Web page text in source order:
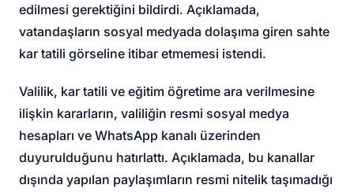
edilmesi gerektiğini bildirdi. Açıklamada,
vatandaşların sosyal medyada dolaşıma giren sahte
kar tatili görseline itibar etmemesi istendi.
Valilik, kar tatili ve eğitim öğretime ara verilmesine
ilişkin kararların, valiliğin resmi sosyal medya
hesapları ve WhatsApp kanalı üzerinden
duyurulduğunu hatırlattı. Açıklamada, bu kanallar
dışında yapılan paylaşımların resmi nitelik taşımadığı